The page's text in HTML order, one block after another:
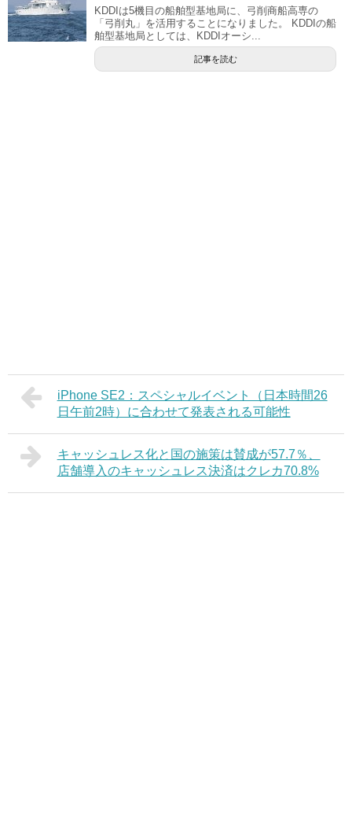
KDDIは5機目の船舶型基地局に、弓削商船高専の
「弓削丸」を活用することになりました。 KDDIの船
舶型基地局としては、KDDIオーシ...
記事を読む
iPhone SE2：スペシャルイベント（日本時間26
日午前2時）に合わせて発表される可能性
キャッシュレス化と国の施策は賛成が57.7％、
店舗導入のキャッシュレス決済はクレカ70.8%